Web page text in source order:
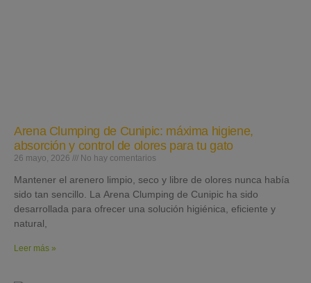
Arena Clumping de Cunipic: máxima higiene,
absorción y control de olores para tu gato
26 mayo, 2026 No hay comentarios
Mantener el arenero limpio, seco y libre de olores nunca había
sido tan sencillo. La Arena Clumping de Cunipic ha sido
desarrollada para ofrecer una solución higiénica, eficiente y
natural,
Leer más »